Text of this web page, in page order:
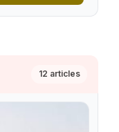
12 articles